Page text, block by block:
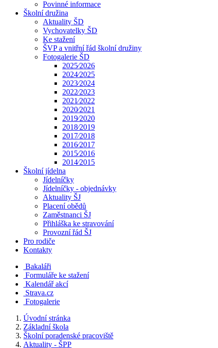
Povinné informace
Školní družina
Aktuality ŠD
Vychovatelky ŠD
Ke stažení
ŠVP a vnitřní řád školní družiny
Fotogalerie ŠD
2025⁄2026
2024⁄2025
2023⁄2024
2022⁄2023
2021⁄2022
2020⁄2021
2019⁄2020
2018⁄2019
2017⁄2018
2016⁄2017
2015⁄2016
2014⁄2015
Školní jídelna
Jídelníčky
Jídelníčky - objednávky
Aktuality ŠJ
Placení obědů
Zaměstnanci ŠJ
Přihláška ke stravování
Provozní řád ŠJ
Pro rodiče
Kontakty
Bakaláři
Formuláře ke stažení
Kalendář akcí
Strava.cz
Fotogalerie
Úvodní stránka
Základní škola
Školní poradenské pracoviště
Aktuality - ŠPP